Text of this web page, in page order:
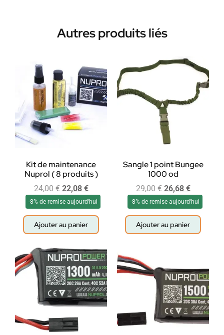
Autres produits liés
Kit de maintenance
Nuprol ( 8 produits )
24,00€ 22,08 €
-8% de remise aujourd'hui
Ajouter au panier
Sangle 1 point Bungee
1000 od
29,00€ 26,68 €
-8% de remise aujourd'hui
Ajouter au panier